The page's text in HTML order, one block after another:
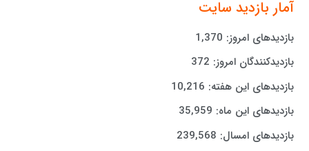
آمار بازدید سایت
بازدیدهای امروز: 1,370
بازدیدکنندگان امروز: 372
بازدیدهای این هفته: 10,216
بازدیدهای این ماه: 35,959
بازدیدهای امسال: 239,568